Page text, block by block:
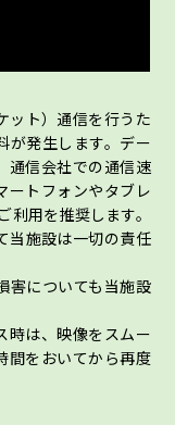
ット）通信を行うた
が発生します。デー
通信会社での通信速
ートフォンやタブレ
用を推奨します。
当施設は一切の責任
害についても当施設
時は、映像をスムー
間をおいてから再度